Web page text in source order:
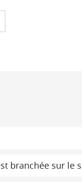
branchée sur le